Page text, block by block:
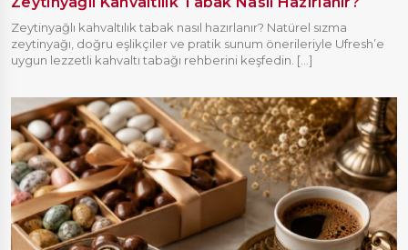
Zeytinyağlı kahvaltılık tabak nasıl hazırlanır? Natürel sızma
zeytinyağı, doğru eşlikçiler ve pratik sunum önerileriyle Ufresh’e
uygun lezzetli kahvaltı tabağı rehberini keşfedin. [...]